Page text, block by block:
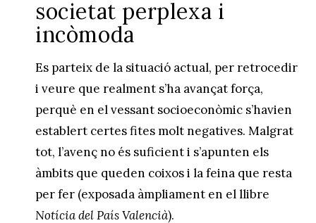
societat perplexa i
incòmoda
Es parteix de la situació actual, per retrocedir
i veure que realment s’ha avançat força,
perquè en el vessant socioeconòmic s’havien
establert certes fites molt negatives. Malgrat
tot, l’avenç no és suficient i s’apunten els
àmbits que queden coixos i la feina que resta
per fer (exposada àmpliament en el llibre
Notícia del País Valencià).